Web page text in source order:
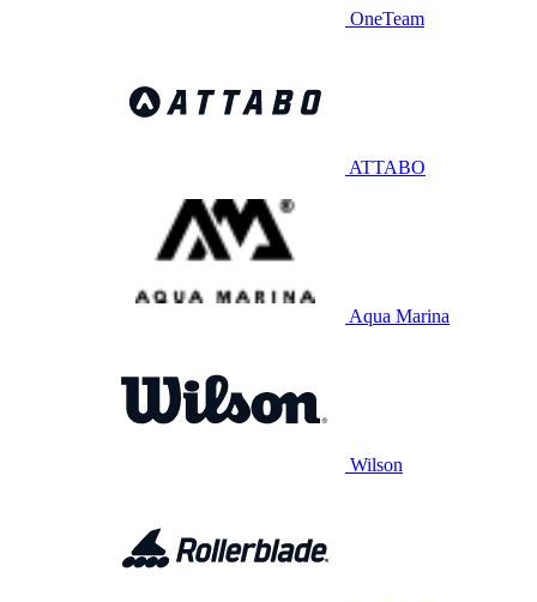
OneTeam
ATTABO
Aqua Marina
Wilson